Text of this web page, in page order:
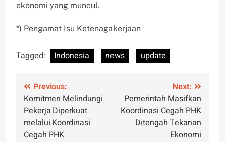
ekonomi yang muncul.
*) Pengamat Isu Ketenagakerjaan
Tagged: Indonesia news update
Post
navigation
Previous:
Komitmen Melindungi
Pekerja Diperkuat
melalui Koordinasi
Cegah PHK
Next:
Pemerintah Masifkan
Koordinasi Cegah PHK
Ditengah Tekanan
Ekonomi